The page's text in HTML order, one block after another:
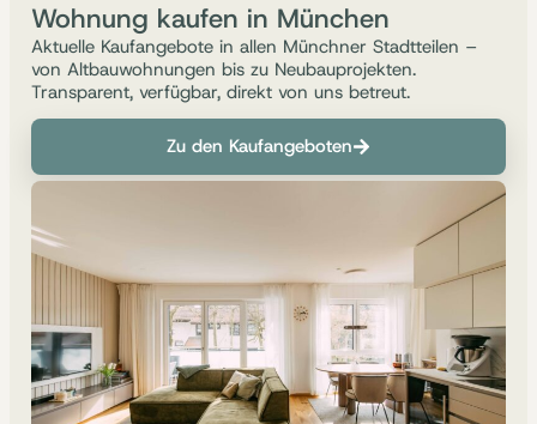
Wohnung kaufen in München
Aktuelle Kaufangebote in allen Münchner Stadtteilen –
von Altbauwohnungen bis zu Neubauprojekten.
Transparent, verfügbar, direkt von uns betreut.
Zu den Kaufangeboten